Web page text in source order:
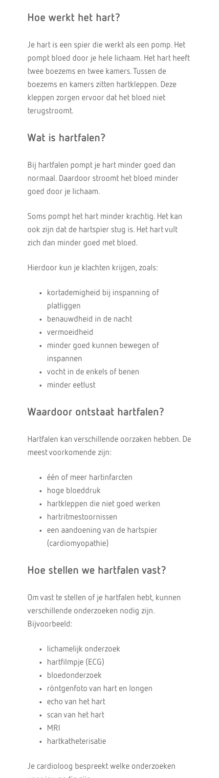
Hoe werkt het hart?
Je hart is een spier die werkt als een pomp. Het
pompt bloed door je hele lichaam. Het hart heeft
twee boezems en twee kamers. Tussen de
boezems en kamers zitten hartkleppen. Deze
kleppen zorgen ervoor dat het bloed niet
terugstroomt.
Wat is hartfalen?
Bij hartfalen pompt je hart minder goed dan
normaal. Daardoor stroomt het bloed minder
goed door je lichaam.
Soms pompt het hart minder krachtig. Het kan
ook zijn dat de hartspier stug is. Het hart vult
zich dan minder goed met bloed.
Hierdoor kun je klachten krijgen, zoals:
kortademigheid bij inspanning of
platliggen
benauwdheid in de nacht
vermoeidheid
minder goed kunnen bewegen of
inspannen
vocht in de enkels of benen
minder eetlust
Waardoor ontstaat hartfalen?
Hartfalen kan verschillende oorzaken hebben. De
meest voorkomende zijn:
één of meer hartinfarcten
hoge bloeddruk
hartkleppen die niet goed werken
hartritmestoornissen
een aandoening van de hartspier
(cardiomyopathie)
Hoe stellen we hartfalen vast?
Om vast te stellen of je hartfalen hebt, kunnen
verschillende onderzoeken nodig zijn.
Bijvoorbeeld:
lichamelijk onderzoek
hartfilmpje (ECG)
bloedonderzoek
röntgenfoto van hart en longen
echo van het hart
scan van het hart
MRI
hartkatheterisatie
Je cardioloog bespreekt welke onderzoeken